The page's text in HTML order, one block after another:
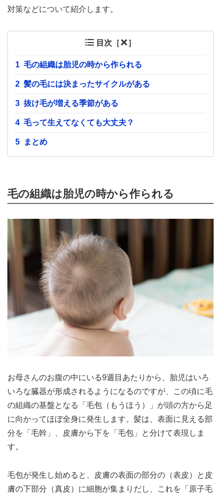
対策などについて紹介します。
目次［ ］
1 毛の組織は胎児の時から作られる
2 髪の毛には決まったサイクルがある
3 抜け毛が増える季節がある
4 毛って生えてなくても大丈夫？
5 まとめ
毛の組織は胎児の時から作られる
お母さんのお腹の中にいる9週目あたりから、胎児はいろ
いろな臓器が形成されるようになるのですが、この頃に毛
の組織の基盤となる「毛包（もうほう）」が頭の方から足
に向かってほぼ全身に発生します。髪は、表面に見える部
分を「毛幹」、皮膚から下を「毛包」と分けて表現しま
す。
毛包が発生し始めると、皮膚の表面の部分の（表皮）と皮
膚の下部分（真皮）に細胞が集まりだし、これを「原子毛